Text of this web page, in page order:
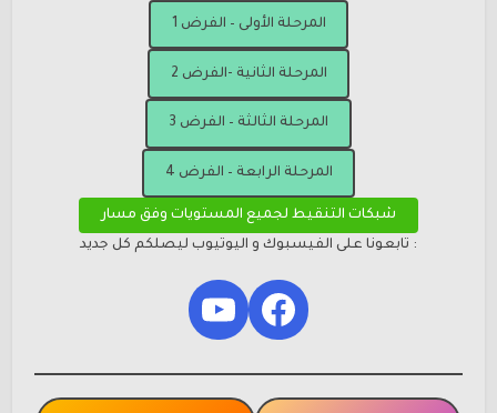
المرحلة الأولى – الفرض 1
المرحلة الثانية -الفرض 2
المرحلة الثالثة – الفرض 3
المرحلة الرابعة – الفرض 4
شبكات التنقيط لجميع المستويات وفق مسار
: تابعونا على الفيسبوك و اليوتيوب ليصلكم كل جديد
Facebook
YouTube